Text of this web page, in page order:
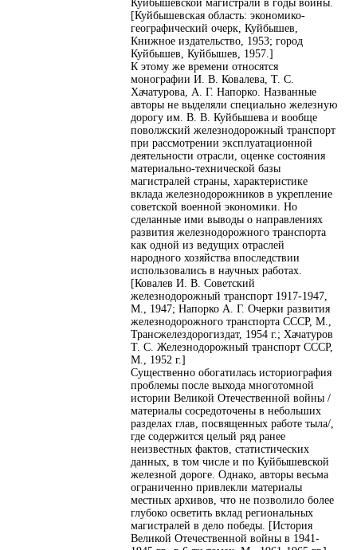
Куйбышевской магистрали в годы войны.
[Куйбышевская область: экономико-
географический очерк, Куйбышев,
Книжное издательство, 1953; город
Куйбышев, Куйбышев, 1957.]
К этому же времени относятся
монографии И. В. Ковалева, Т. С.
Хачатурова, А. Г. Напорко. Названные
авторы не выделяли специально железную
дорогу им. В. В. Куйбышева и вообще
поволжский железнодорожный транспорт
при рассмотрении эксплуатационной
деятельности отрасли, оценке состояния
материально-технической базы
магистралей страны, характеристике
вклада железнодорожников в укрепление
советской военной экономики. Но
сделанные ими выводы о направлениях
развития железнодорожного транспорта
как одной из ведущих отраслей
народного хозяйства впоследствии
использовались в научных работах.
[Ковалев И. В. Советский
железнодорожный транспорт 1917-1947,
М., 1947; Напорко А. Г. Очерки развития
железнодорожного транспорта СССР, М.,
Трансжелездорогиздат, 1954 г.; Хачатуров
Т. С. Железнодорожный транспорт СССР,
М., 1952 г.]
Существенно обогатилась историография
проблемы после выхода многотомной
истории Великой Отечественной войны /
материалы сосредоточены в небольших
разделах глав, посвященных работе тыла/,
где содержится целый ряд ранее
неизвестных фактов, статистических
данных, в том числе и по Куйбышевской
железной дороге. Однако, авторы весьма
ограниченно привлекли материалы
местных архивов, что не позволило более
глубоко осветить вклад региональных
магистралей в дело победы. [История
Великой Отечественной войны в 1941-